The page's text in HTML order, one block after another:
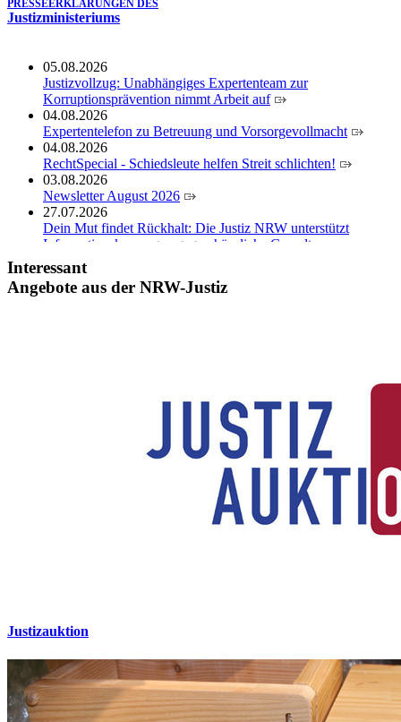
PRESSEERKLÄRUNGEN DES
Justizministeriums
05.08.2026
Justizvollzug: Unabhängiges Expertenteam zur
Korruptionsprävention nimmt Arbeit auf
04.08.2026
Expertentelefon zu Betreuung und Vorsorgevollmacht
04.08.2026
RechtSpecial - Schiedsleute helfen Streit schlichten!
03.08.2026
Newsletter August 2026
27.07.2026
Dein Mut findet Rückhalt: Die Justiz NRW unterstützt
Informationskampagne gegen häusliche Gewalt
10.07.2026
Anerkennung für innovative Suizidpräventionsarbeit: JVA
Köln ausgezeichnet
288 Anwärterinnen und Anwärter des Jahrgangs 2024/2026
der Justizvollzugsschule NRW geehrt
RechtSpecial - Schiedsleute helfen Streit schlichten!
Interessant
Angebote aus der NRW-Justiz
Justizauktion